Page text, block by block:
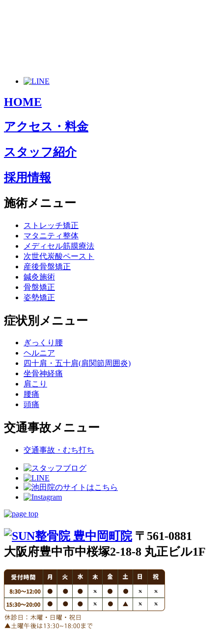
HOME
アクセス・料金
スタッフ紹介
採用情報
施術メニュー
ストレッチ矯正
マタニティ整体
メディセル筋膜療法
次世代炭酸ペースト
産後骨盤矯正
鍼灸施術
骨盤矯正
姿勢矯正
症状別メニュー
ぎっくり腰
ヘルニア
四十肩・五十肩(肩関節周囲炎)
坐骨神経痛
肩こり
腰痛
頭痛
交通事故メニュー
交通事故・むち打ち
〒561-0881
大阪府豊中市中桜塚2-18-8 丸正ビル1F